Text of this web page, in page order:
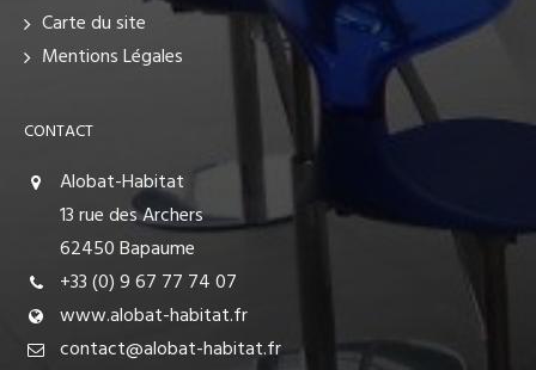
Carte du site
Mentions Légales
CONTACT
Alobat-Habitat
13 rue des Archers
62450 Bapaume
+33 (0) 9 67 77 74 07
www.alobat-habitat.fr
contact@alobat-habitat.fr